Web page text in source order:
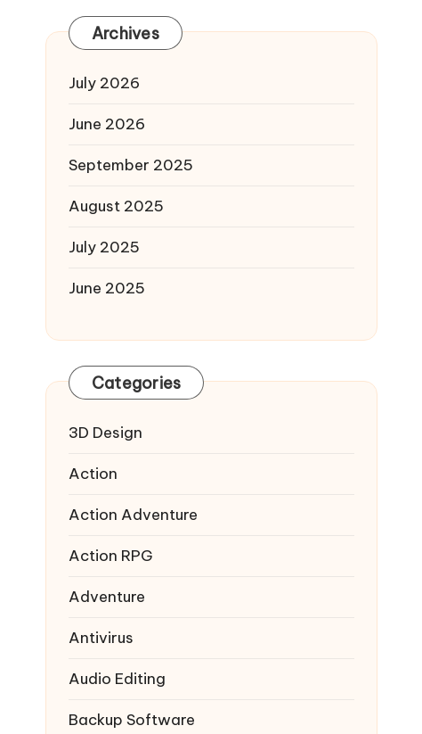
Archives
July 2026
June 2026
September 2025
August 2025
July 2025
June 2025
Categories
3D Design
Action
Action Adventure
Action RPG
Adventure
Antivirus
Audio Editing
Backup Software